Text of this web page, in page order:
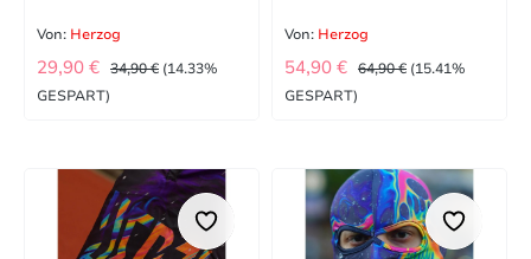
Von: Herzog
VERKAUFSPREIS:
29,90 € REGULÄRER PREIS:
34,90 € (14.33%
GESPART)
Von: Herzog
VERKAUFSPREIS:
54,90 € REGULÄRER PREIS:
64,90 € (15.41%
GESPART)